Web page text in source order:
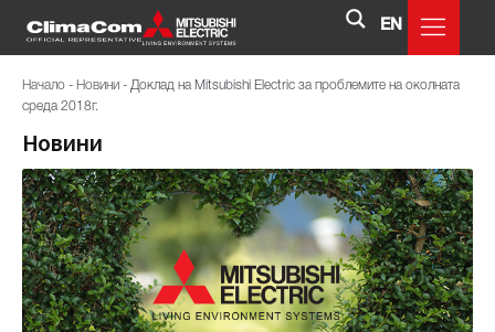
EN
Начало - Новини - Доклад на Mitsubishi Electric за проблемите на околната
среда 2018г.
Новини